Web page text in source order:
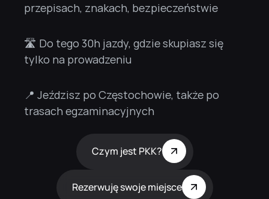
przepisach, znakach, bezpieczeństwie
🛣️ Do tego 30h jazdy, gdzie skupiasz się
tylko na prowadzeniu
📍 Jeździsz po Częstochowie, także po
trasach egzaminacyjnych
Czym jest PKK?
Rezerwuję swoje miejsce